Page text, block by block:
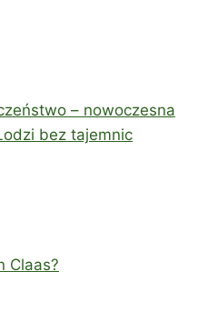
– nowoczesna
bez tajemnic
Claas?